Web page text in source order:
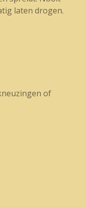
laten drogen.
of